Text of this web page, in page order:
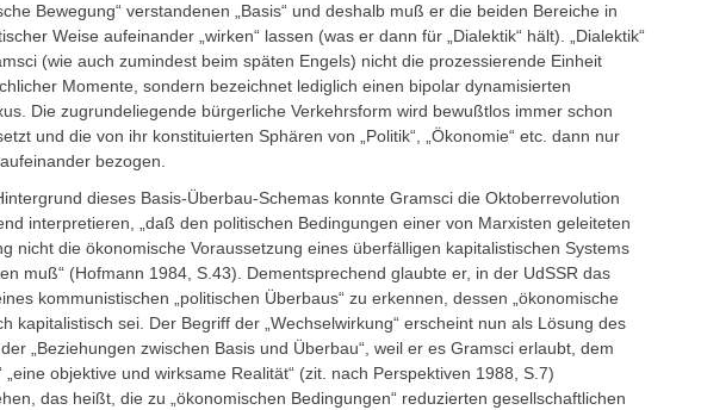
Bewegung“ verstandenen „Basis“ und deshalb muß er die beiden Bereiche in
Weise aufeinander „wirken“ lassen (was er dann für „Dialektik“ hält). „Dialektik“
(wie auch zumindest beim späten Engels) nicht die prozessierende Einheit
Momente, sondern bezeichnet lediglich einen bipolar dynamisierten
Die zugrundeliegende bürgerliche Verkehrsform wird bewußtlos immer schon
und die von ihr konstituierten Sphären von „Politik“, „Ökonomie“ etc. dann nur
bezogen.
dieses Basis-Überbau-Schemas konnte Gramsci die Oktoberrevolution
interpretieren, „daß den politischen Bedingungen einer von Marxisten geleiteten
nicht die ökonomische Voraussetzung eines überfälligen kapitalistischen Systems
muß“ (Hofmann 1984, S.43). Dementsprechend glaubte er, in der UdSSR das
kommunistischen „politischen Überbaus“ zu erkennen, dessen „ökonomische
kapitalistisch sei. Der Begriff der „Wechselwirkung“ erscheint nun als Lösung des
„Beziehungen zwischen Basis und Überbau“, weil er es Gramsci erlaubt, dem
„eine objektive und wirksame Realität“ (zit. nach Perspektiven 1988, S.7)
das heißt, die zu „ökonomischen Bedingungen“ reduzierten gesellschaftlichen